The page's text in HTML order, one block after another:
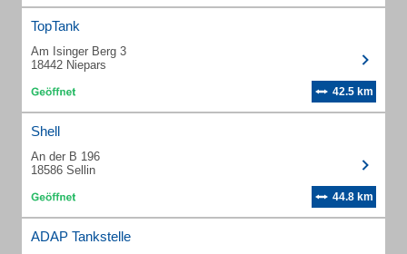
TopTank
Am Isinger Berg 3
18442 Niepars
42.5 km
Shell
An der B 196
18586 Sellin
44.8 km
ADAP Tankstelle